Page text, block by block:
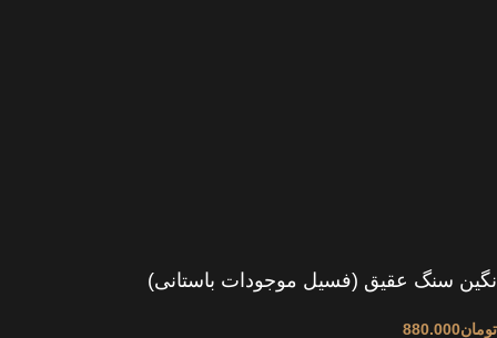
نگین سنگ عقیق (فسیل موجودات باستانی)
تومان880.000